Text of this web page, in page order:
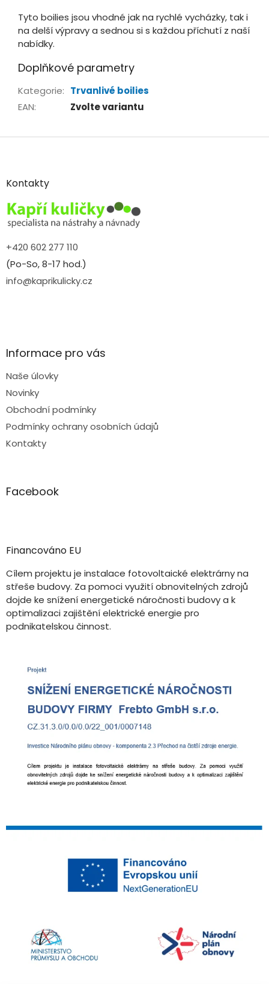
Tyto boilies jsou vhodné jak na rychlé vycházky, tak i
na delší výpravy a sednou si s každou příchutí z naší
nabídky.
Doplňkové parametry
Kategorie: Trvanlivé boilies
EAN: Zvolte variantu
Z
aKontakty
+420 602 277 110
(Po-So, 8-17 hod.)
info@kaprikulicky.cz
Informace pro vás
Naše úlovky
Novinky
Obchodní podmínky
Podmínky ochrany osobních údajů
Kontakty
Facebook
Financováno EU
Cílem projektu je instalace fotovoltaické elektrárny na
střeše budovy. Za pomoci využití obnovitelných zdrojů
dojde ke snížení energetické náročnosti budovy a k
optimalizaci zajištění elektrické energie pro
podnikatelskou činnost.